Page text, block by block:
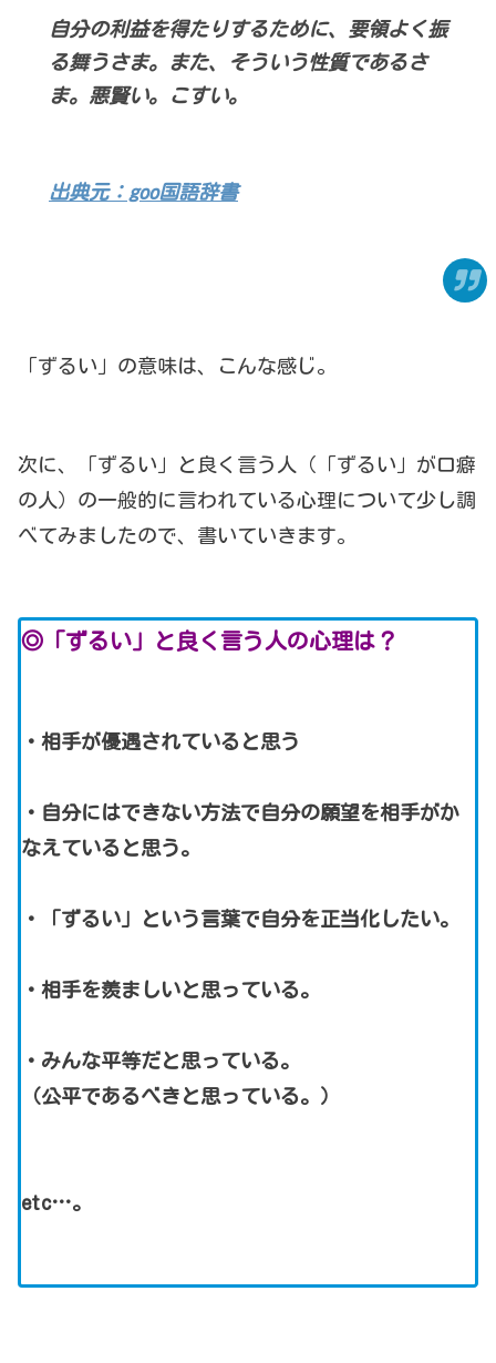
自分の利益を得たりするために、要領よく振
る舞うさま。また、そういう性質であるさ
ま。悪賢い。こすい。
出典元：goo国語辞書
「ずるい」の意味は、こんな感じ。
次に、「ずるい」と良く言う人（「ずるい」が口癖
の人）の一般的に言われている心理について少し調
べてみましたので、書いていきます。
◎「ずるい」と良く言う人の心理は？
・相手が優遇されていると思う
・自分にはできない方法で自分の願望を相手がか
なえていると思う。
・「ずるい」という言葉で自分を正当化したい。
・相手を羨ましいと思っている。
・みんな平等だと思っている。
（公平であるべきと思っている。）
etc…。